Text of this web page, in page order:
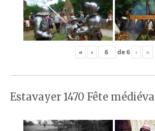
« ‹ de6 › »
Estavayer 1470 Fête